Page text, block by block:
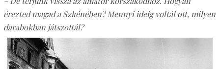
érezted magad a Szkénében? Mennyi ideig voltál ott, milyen
darabokban játszottál?